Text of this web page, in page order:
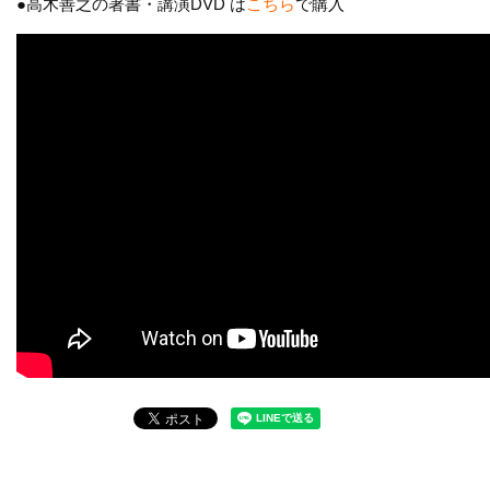
●高木善之の著書・講演DVD はこちらで購入